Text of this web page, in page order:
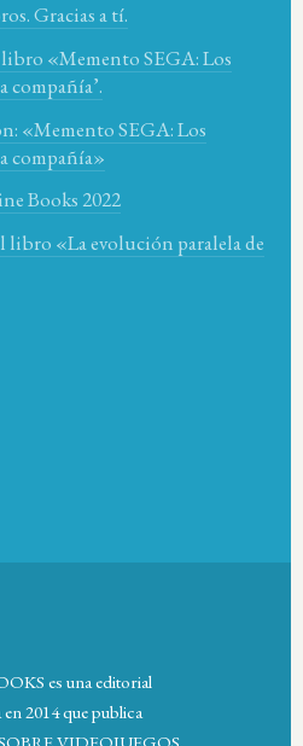
Gracias a tí.
«Memento SEGA: Los
compañía’.
«Memento SEGA: Los
compañía»
Books 2022
libro «La evolución paralela de
es una editorial
2014 que publica